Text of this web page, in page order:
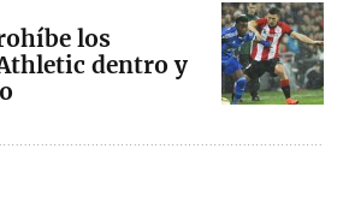
los
dentro y